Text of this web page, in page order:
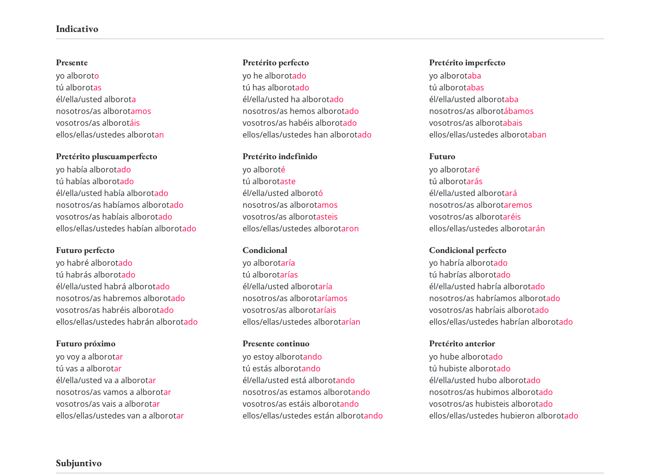
Indicativo
Presente
yo alboroto
tú alborotas
él/ella/usted alborota
nosotros/as alborotamos
vosotros/as alborotáis
ellos/ellas/ustedes alborotan
Pretérito perfecto
yo he alborotado
tú has alborotado
él/ella/usted ha alborotado
nosotros/as hemos alborotado
vosotros/as habéis alborotado
ellos/ellas/ustedes han alborotado
Pretérito imperfecto
yo alborotaba
tú alborotabas
él/ella/usted alborotaba
nosotros/as alborotábamos
vosotros/as alborotabais
ellos/ellas/ustedes alborotaban
Pretérito pluscuamperfecto
yo había alborotado
tú habías alborotado
él/ella/usted había alborotado
nosotros/as habíamos alborotado
vosotros/as habíais alborotado
ellos/ellas/ustedes habían alborotado
Pretérito indefinido
yo alboroté
tú alborotaste
él/ella/usted alborotó
nosotros/as alborotamos
vosotros/as alborotasteis
ellos/ellas/ustedes alborotaron
Futuro
yo alborotaré
tú alborotarás
él/ella/usted alborotará
nosotros/as alborotaremos
vosotros/as alborotaréis
ellos/ellas/ustedes alborotarán
Futuro perfecto
yo habré alborotado
tú habrás alborotado
él/ella/usted habrá alborotado
nosotros/as habremos alborotado
vosotros/as habréis alborotado
ellos/ellas/ustedes habrán alborotado
Condicional
yo alborotaría
tú alborotarías
él/ella/usted alborotaría
nosotros/as alborotaríamos
vosotros/as alborotaríais
ellos/ellas/ustedes alborotarían
Condicional perfecto
yo habría alborotado
tú habrías alborotado
él/ella/usted habría alborotado
nosotros/as habríamos alborotado
vosotros/as habríais alborotado
ellos/ellas/ustedes habrían alborotado
Futuro próximo
yo voy a alborotar
tú vas a alborotar
él/ella/usted va a alborotar
nosotros/as vamos a alborotar
vosotros/as vais a alborotar
ellos/ellas/ustedes van a alborotar
Presente continuo
yo estoy alborotando
tú estás alborotando
él/ella/usted está alborotando
nosotros/as estamos alborotando
vosotros/as estáis alborotando
ellos/ellas/ustedes están alborotando
Pretérito anterior
yo hube alborotado
tú hubiste alborotado
él/ella/usted hubo alborotado
nosotros/as hubimos alborotado
vosotros/as hubisteis alborotado
ellos/ellas/ustedes hubieron alborotado
Subjuntivo